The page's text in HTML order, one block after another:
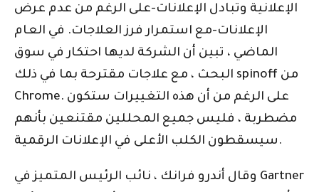
الإعلانية وتبادل الإعلانات-على الرغم من عدم عرض
الإعلانات-مع استمرار فرز العلاجات. في العام
الماضي ، تبين أن الشركة لديها احتكار في سوق
البحث ، مع علاجات مقترحة بما في ذلك spinoff من
Chrome. على الرغم من أن هذه التغييرات ستكون
مضطربة ، فليس جميع المحللين مقتنعين بأنهم
سيسقطون الكلب الأعلى في الإعلانات الرقمية.
وقال أندرو فرانك ، نائب الرئيس المتميز في Gartner